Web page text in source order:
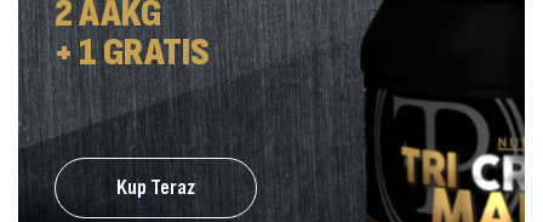
pozbywaniu się zapasów zgromadzonych pod skórą.
Przygotowaliśmy mieszanki, które bazują na synefrynie i l-
karnitynie, ułatwiając tym samym codzienne dbanie o linię.
Odżywki odchudzające dla sportowców idealnie wpisują
się w plan osób chcących wyostrzyć rzeźbę przed
zawodami lub latem. Każdy słoik ma dokładnie wyliczoną
dawkę substancji, które stymulują organizm do
korzystania z tkanki tłuszczowej jako źródła energii.
2 AAKG
+ 1 GRATIS
Kup Teraz